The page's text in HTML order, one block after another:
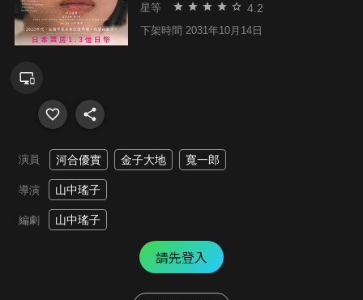
星等 4.2
下架時間 2031年10月14日
演員 河合優實 金子大地 寬一郎
導演 山中瑤子
編劇 山中瑤子
請先登入